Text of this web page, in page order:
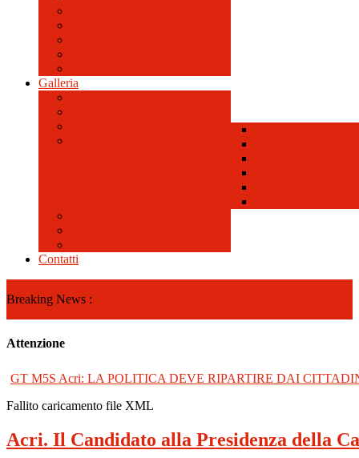
Galleria
Contatti
Breaking News :
GT M5S Acri: LA POLITICA DEVE RIPARTIRE DAI
Attenzione
Fallito caricamento file XML
Acri. Il Candidato alla Presidenza della